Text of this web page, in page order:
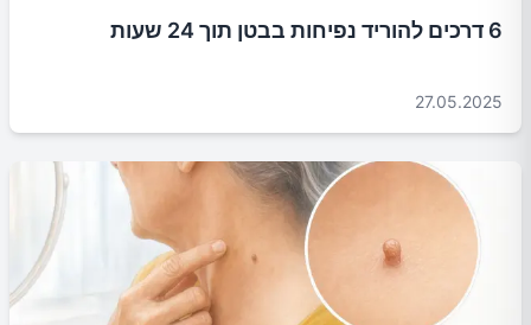
6 דרכים להוריד נפיחות בבטן תוך 24 שעות
27.05.2025